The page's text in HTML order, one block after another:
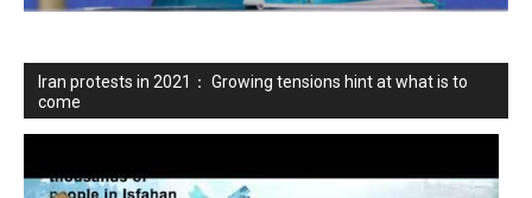
Iran protests in 2021： Growing tensions hint at what is to
come